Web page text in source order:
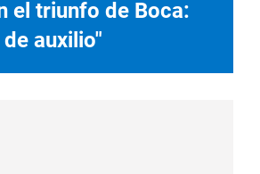
el triunfo de Boca:
auxilio"